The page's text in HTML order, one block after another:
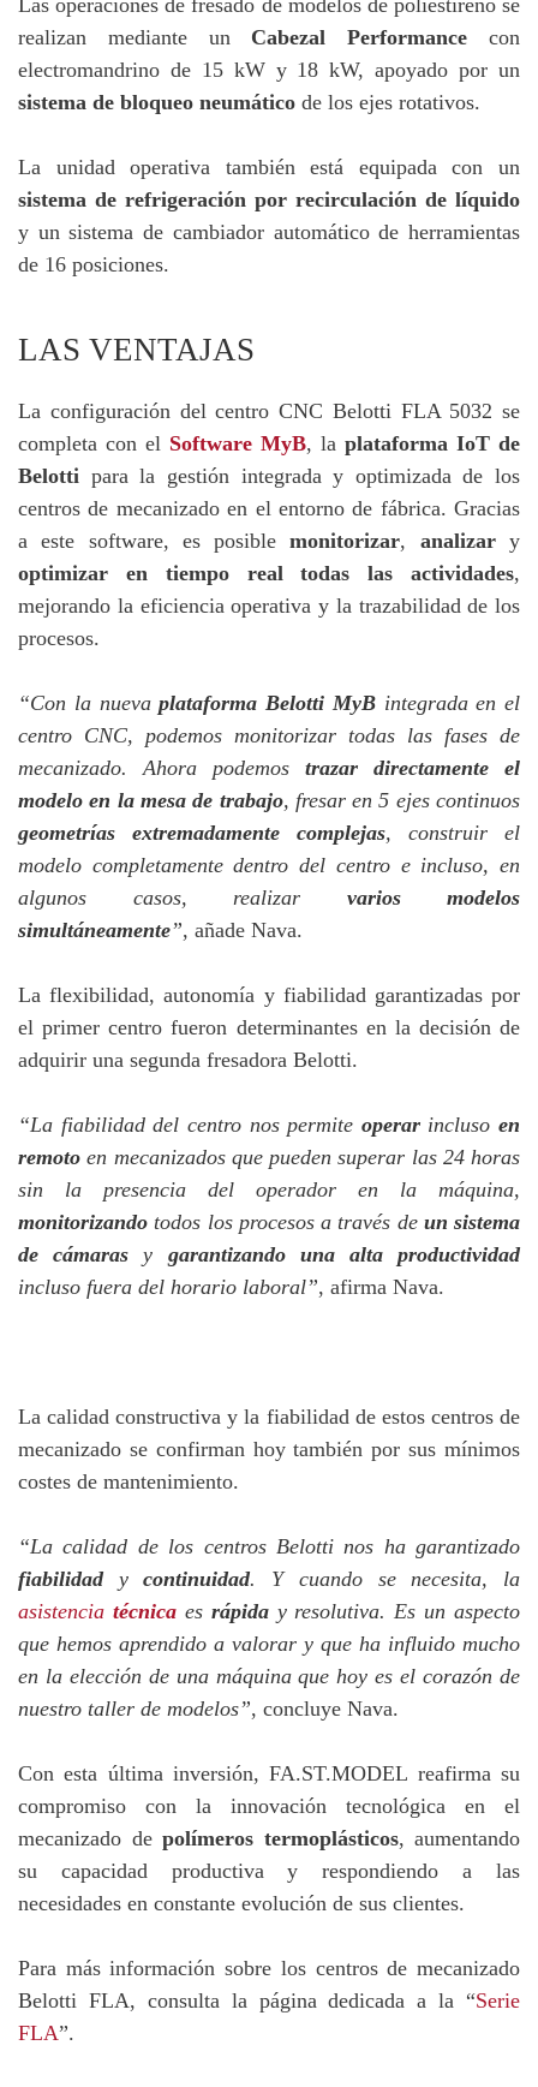
Las operaciones de fresado de modelos de poliestireno se
realizan mediante un Cabezal Performance con
electromandrino de 15 kW y 18 kW, apoyado por un
sistema de bloqueo neumático de los ejes rotativos.
La unidad operativa también está equipada con un
sistema de refrigeración por recirculación de líquido
y un sistema de cambiador automático de herramientas
de 16 posiciones.
LAS VENTAJAS
La configuración del centro CNC Belotti FLA 5032 se
completa con el Software MyB, la plataforma IoT de
Belotti para la gestión integrada y optimizada de los
centros de mecanizado en el entorno de fábrica. Gracias
a este software, es posiblemonitorizar, analizary
optimizar en tiempo real todas las actividades,
mejorando la eficiencia operativa y la trazabilidad de los
procesos.
“Con la nuevaplataforma Belotti MyBintegrada en el
centro CNC, podemos monitorizar todas las fases de
mecanizado. Ahora podemos trazar directamente el
modelo en la mesa de trabajo, fresar en 5 ejes continuos
geometrías extremadamente complejas, construir el
modelo completamente dentro del centro e incluso, en
algunos casos, realizar varios modelos
simultáneamente”, añade Nava.
La flexibilidad, autonomía y fiabilidad garantizadas por
el primer centro fueron determinantes en la decisión de
adquirir una segunda fresadora Belotti.
“La fiabilidad del centro nos permite operarincluso en
remoto en mecanizados que pueden superar las 24 horas
sin la presencia del operador en la máquina,
monitorizando todos los procesos a través de un sistema
de cámarasy garantizando una alta productividad
incluso fuera del horario laboral”, afirma Nava.
La calidad constructiva y la fiabilidad de estos centros de
mecanizado se confirman hoy también por sus mínimos
costes de mantenimiento.
“La calidad de los centros Belotti nos ha garantizado
fiabilidadycontinuidad. Y cuando se necesita, la
asistencia técnicaes rápiday resolutiva. Es un aspecto
que hemos aprendido a valorar y que ha influido mucho
en la elección de una máquina que hoy es el corazón de
nuestro taller de modelos”, concluye Nava.
Con esta última inversión, FA.ST.MODEL reafirma su
compromiso con la innovación tecnológica en el
mecanizado de polímeros termoplásticos, aumentando
su capacidad productiva y respondiendo a las
necesidades en constante evolución de sus clientes.
Para más información sobre los centros de mecanizado
Belotti FLA, consulta la página dedicada a la “Serie
FLA”.